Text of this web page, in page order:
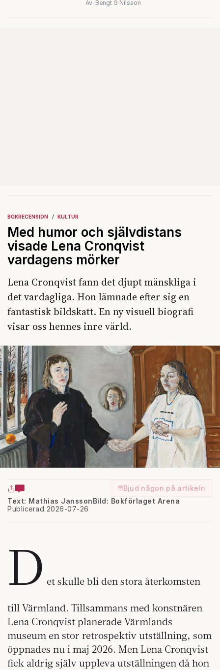
nya biståndspolitiken, enligt
Av: Bengt G Nilsson
BOKRECENSION KULTUR
Med humor och självdistans
visade Lena Cronqvist
vardagens mörker
Lena Cronqvist fann det djupt mänskliga i
det vardagliga. Hon lämnade efter sig en
fantastisk bildskatt. En ny visuell biografi
visar oss hennes inre värld.
Bjud någon på artikeln
Text: Mathias Jansson
Publicerad 2026-07-26
Bild: Bokförlaget Arena
D et skulle bli den stora återkomsten
till Värmland. Tillsammans med konstnären
Lena Cronqvist planerade Värmlands
museum en stor retrospektiv utställning, som
öppnades nu i maj 2026. Men Lena Cronqvist
fick aldrig själv uppleva utställningen då hon